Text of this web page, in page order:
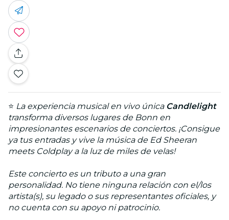
⭐ La experiencia musical en vivo única Candlelight
transforma diversos lugares de Bonn en
impresionantes escenarios de conciertos. ¡Consigue
ya tus entradas y vive la música de Ed Sheeran
meets Coldplay a la luz de miles de velas!
Este concierto es un tributo a una gran
personalidad. No tiene ninguna relación con el/los
artista(s), su legado o sus representantes oficiales, y
no cuenta con su apoyo ni patrocinio.